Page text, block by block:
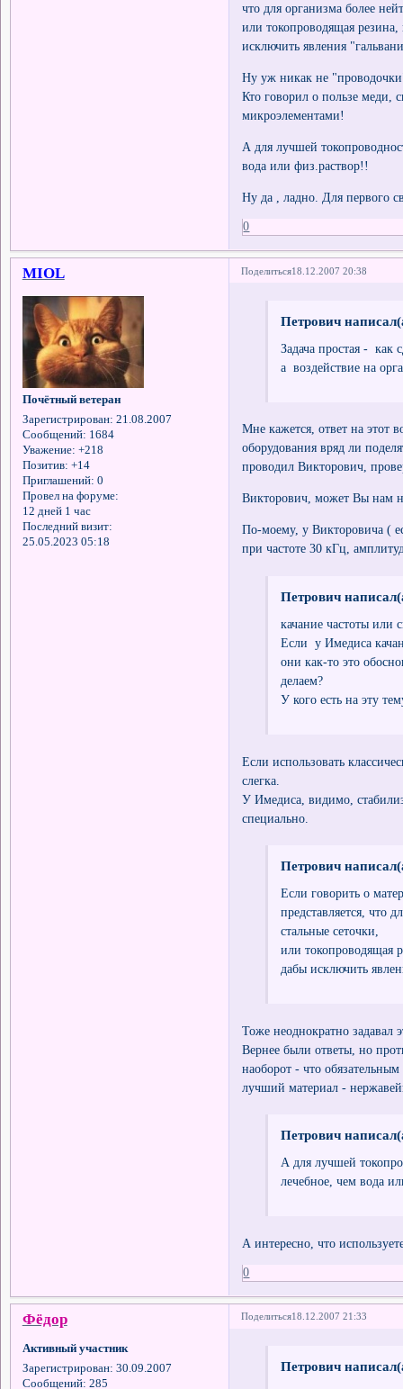
что для организма более
или токопроводящая
исключить явления
Ну уж никак не
Кто говорил о пользе меди,
микроэлементами!
А для лучшей
вода или физ.раствор!!
Ну да , ладно. Для первого
0
Поделиться18.12.2007 20:38
MIOL
Почётный ветеран
Зарегистрирован: 21.08.2007
Сообщений: 1684
Уважение: +218
Позитив: +14
Приглашений: 0
Провел на форуме:
12 дней 1 час
Последний визит:
25.05.2023 05:18
Петрович
Задача простая - как
а воздействие на
Мне кажется, ответ на этот
оборудования вряд ли
проводил Викторович,
Викторович, может Вы нам
По-моему, у Викторовича (
при частоте 30 кГц,
Петрович
качание частоты или
Если у Имедиса
они как-то это
делаем?
У кого есть на эту
Если использовать
слегка.
У Имедиса, видимо,
специально.
Петрович
Если говорить о
представляется, что
стальные сеточки,
или токопроводящая
дабы исключить
Тоже неоднократно задавал
Вернее были ответы, но
наоборот - что
лучший материал -
Петрович
А для лучшей
лечебное, чем вода
А интересно, что
0
Поделиться18.12.2007 21:33
Фёдор
Активный участник
Зарегистрирован: 30.09.2007
Сообщений: 285
Петрович